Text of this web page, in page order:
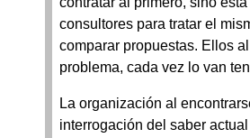
consultores para tratar el
comparar propuestas. Ellos
problema, cada vez lo van
La organización al
interrogación del saber